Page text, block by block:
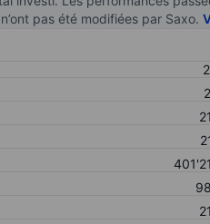
pas été modifiées par Saxo.